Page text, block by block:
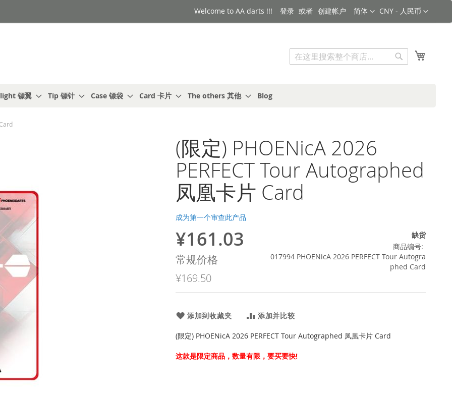
货币
CNY - 人民币
语言
简体
Welcome to AA darts !!! 登录 创建帐户
搜索
镖翼
Tip 镖针 Case 镖袋 Card 卡片 The others 其他 Blog
(限定) PHOENicA 2026
PERFECT Tour Autographed
凤凰卡片 Card
成为第一个审查此产品
特
殊
价
格
¥161.03
常规价格
¥169.50
缺货
商品编号
017994 PHOENicA 2026 PERFECT Tour Autogra
phed Card
添加到收藏夹 添加并比较
(限定) PHOENicA 2026 PERFECT Tour Autographed 凤凰卡片 Card
这款是限定商品，数量有限，要买要快!